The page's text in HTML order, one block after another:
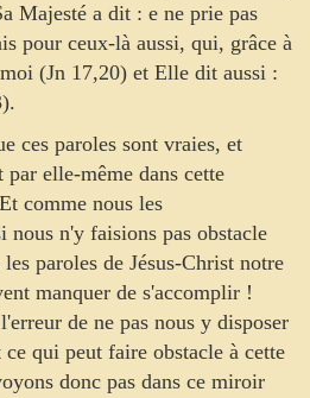
Majesté a dit : e ne prie pas
pour ceux-là aussi, qui, grâce à
(Jn 17,20) et Elle dit aussi :
ces paroles sont vraies, et
elle-même dans cette
comme nous les
nous n'y faisions pas obstacle
paroles de Jésus-Christ notre
manquer de s'accomplir !
de ne pas nous y disposer
qui peut faire obstacle à cette
donc pas dans ce miroir